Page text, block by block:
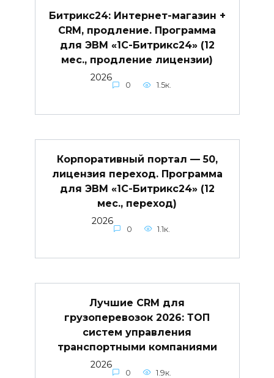
Битрикс24: Интернет-магазин +
CRM, продление. Программа
для ЭВМ «1С-Битрикс24» (12
мес., продление лицензии)
2026
0 1.5к.
Корпоративный портал — 50,
лицензия переход. Программа
для ЭВМ «1С-Битрикс24» (12
мес., переход)
2026
0 1.1к.
Лучшие CRM для
грузоперевозок 2026: ТОП
систем управления
транспортными компаниями
2026
0 1.9к.